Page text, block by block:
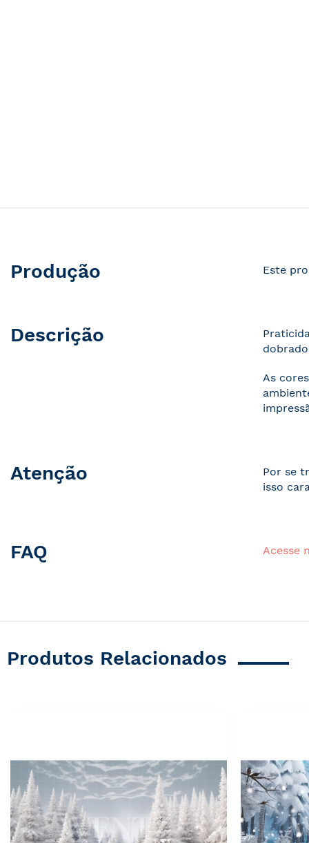
Produção Este
Descrição
As
Atenção
Por se
isso
FAQ Acesse
Produtos Relacionados